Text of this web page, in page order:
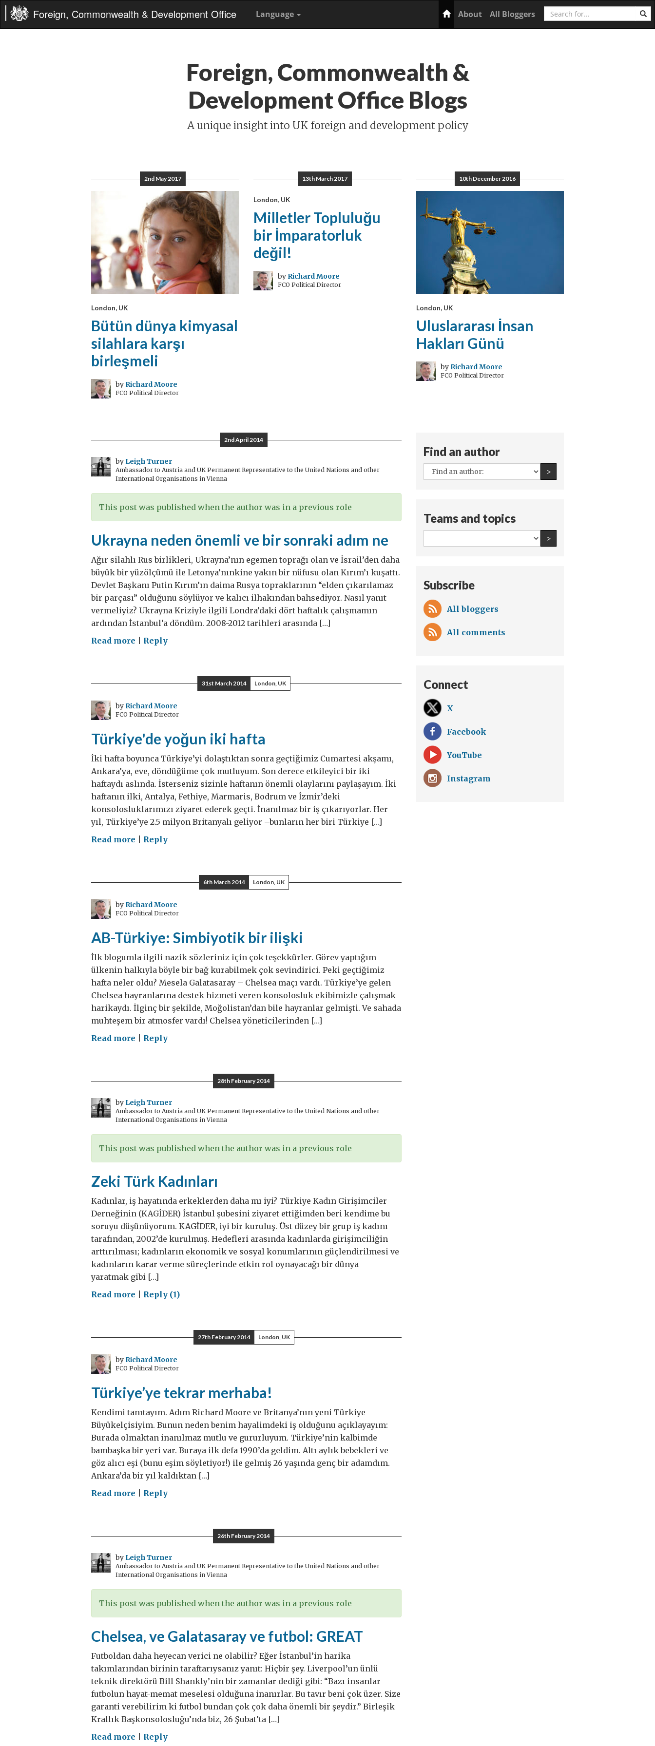
Foreign, Commonwealth & Development Office Language Home
About All Bloggers Search
Foreign, Commonwealth &
Development Office Blogs
A unique insight into UK foreign and development policy
2nd May 2017
London, UK
Bütün dünya kimyasal
silahlara karşı
birleşmeli
by Richard Moore
FCO Political Director
13th March 2017
London, UK
Milletler Topluluğu
bir İmparatorluk
değil!
by Richard Moore
FCO Political Director
10th December 2016
London, UK
Uluslararası İnsan
Hakları Günü
by Richard Moore
FCO Political Director
2nd April 2014
by Leigh Turner
Ambassador to Austria and UK Permanent Representative to the United Nations and other
International Organisations in Vienna
This post was published when the author was in a previous role
Ukrayna neden önemli ve bir sonraki adım ne
Ağır silahlı Rus birlikleri, Ukrayna’nın egemen toprağı olan ve İsrail’den daha
büyük bir yüzölçümü ile Letonya’nınkine yakın bir nüfusu olan Kırım’ı kuşattı.
Devlet Başkanı Putin Kırım’ın daima Rusya topraklarının “elden çıkarılamaz
bir parçası” olduğunu söylüyor ve kalıcı ilhakından bahsediyor. Nasıl yanıt
vermeliyiz? Ukrayna Kriziyle ilgili Londra’daki dört haftalık çalışmamın
ardından İstanbul’a döndüm. 2008-2012 tarihleri arasında […]
Read more on
bir
sonraki
ne
Reply
31st March 2014 London, UK
by Richard Moore
FCO Political Director
Türkiye'de yoğun iki hafta
İki hafta boyunca Türkiye’yi dolaştıktan sonra geçtiğimiz Cumartesi akşamı,
Ankara’ya, eve, döndüğüme çok mutluyum. Son derece etkileyici bir iki
haftaydı aslında. İsterseniz sizinle haftanın önemli olaylarını paylaşayım. İki
haftanın ilki, Antalya, Fethiye, Marmaris, Bodrum ve İzmir’deki
konsolosluklarımızı ziyaret ederek geçti. İnanılmaz bir iş çıkarıyorlar. Her
yıl, Türkiye’ye 2.5 milyon Britanyalı geliyor –bunların her biri Türkiye […]
Read more onReply
6th March 2014 London, UK
by Richard Moore
FCO Political Director
AB-Türkiye: Simbiyotik bir ilişki
İlk blogumla ilgili nazik sözleriniz için çok teşekkürler. Görev yaptığım
ülkenin halkıyla böyle bir bağ kurabilmek çok sevindirici. Peki geçtiğimiz
hafta neler oldu? Mesela Galatasaray – Chelsea maçı vardı. Türkiye’ye gelen
Chelsea hayranlarına destek hizmeti veren konsolosluk ekibimizle çalışmak
harikaydı. İlginç bir şekilde, Moğolistan’dan bile hayranlar gelmişti. Ve sahada
muhteşem bir atmosfer vardı! Chelsea yöneticilerinden […]
Read more on
ilişki
Reply
28th February 2014
by Leigh Turner
Ambassador to Austria and UK Permanent Representative to the United Nations and other
International Organisations in Vienna
This post was published when the author was in a previous role
Zeki Türk Kadınları
Kadınlar, iş hayatında erkeklerden daha mı iyi? Türkiye Kadın Girişimciler
Derneğinin (KAGİDER) İstanbul şubesini ziyaret ettiğimden beri kendime bu
soruyu düşünüyorum. KAGİDER, iyi bir kuruluş. Üst düzey bir grup iş kadını
tarafından, 2002’de kurulmuş. Hedefleri arasında kadınlarda girişimciliğin
arttırılması; kadınların ekonomik ve sosyal konumlarının güçlendirilmesi ve
kadınların karar verme süreçlerinde etkin rol oynayacağı bir dünya
yaratmak gibi […]
Read more onReply (1)
27th February 2014 London, UK
by Richard Moore
FCO Political Director
Türkiye’ye tekrar merhaba!
Kendimi tanıtayım. Adım Richard Moore ve Britanya’nın yeni Türkiye
Büyükelçisiyim. Bunun neden benim hayalimdeki iş olduğunu açıklayayım:
Burada olmaktan inanılmaz mutlu ve gururluyum. Türkiye’nin kalbimde
bambaşka bir yeri var. Buraya ilk defa 1990’da geldim. Altı aylık bebekleri ve
göz alıcı eşi (bunu eşim söyletiyor!) ile gelmiş 26 yaşında genç bir adamdım.
Ankara’da bir yıl kaldıktan […]
Read more onReply
26th February 2014
by Leigh Turner
Ambassador to Austria and UK Permanent Representative to the United Nations and other
International Organisations in Vienna
This post was published when the author was in a previous role
Chelsea, ve Galatasaray ve futbol: GREAT
Futboldan daha heyecan verici ne olabilir? Eğer İstanbul’in harika
takımlarından birinin taraftarıysanız yanıt: Hiçbir şey. Liverpool’un ünlü
teknik direktörü Bill Shankly’nin bir zamanlar dediği gibi: “Bazı insanlar
futbolun hayat-memat meselesi olduğuna inanırlar. Bu tavır beni çok üzer. Size
garanti verebilirim ki futbol bundan çok çok daha önemli bir şeydir.” Birleşik
Krallık Başkonsolosluğu’nda biz, 26 Şubat’ta […]
Read more onReply
Find an author
All
authors:
>Find an author
Teams and topics
All
teams
>Find an author
Subscribe
All bloggers
All comments
Connect
X
Facebook
YouTube
Instagram